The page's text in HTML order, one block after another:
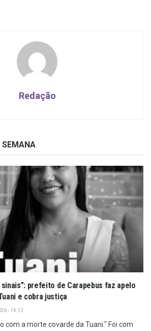
Redação
SEMANA
prefeito de Carapebus faz apelo
e cobra justiça
- 14:12
com a morte covarde da Tuani." Foi com